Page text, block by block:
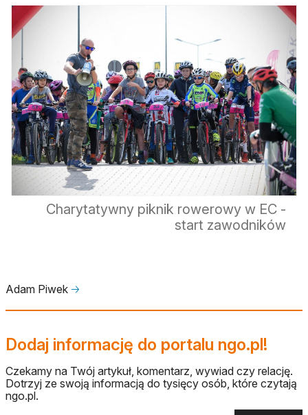
Charytatywny piknik rowerowy w EC -
start zawodników
Adam Piwek 🡢
Dodaj informację do portalu ngo.pl!
Czekamy na Twój artykuł, komentarz, wywiad czy relację.
Dotrzyj ze swoją informacją do tysięcy osób, które czytają
ngo.pl.